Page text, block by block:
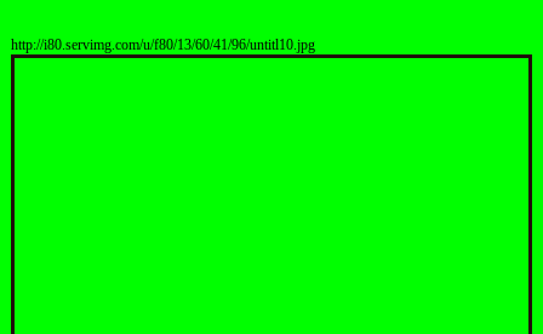
http://i80.servimg.com/u/f80/13/60/41/96/untitl10.jpg